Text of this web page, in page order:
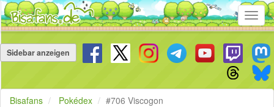
überspringen
Sidebar anzeigen
Bisafans Pokédex #706 Viscogon